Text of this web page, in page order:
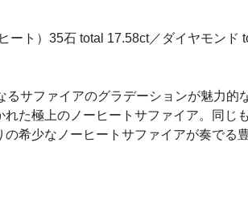
ート）35石 total 17.58ct／ダイヤモンド
サファイアのグラデーションが魅力的
た極上のノーヒートサファイア。同じ
希少なノーヒートサファイアが奏でる